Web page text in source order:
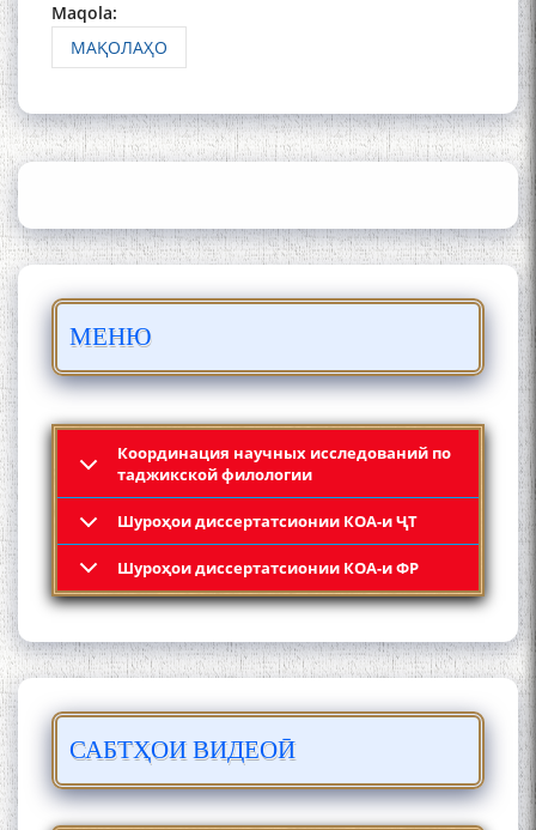
Maqola:
МАҚОЛАҲО
МЕНЮ
Координация научных исследований по
таджикской филологии
Шyроҳои диссертатсионии КОА-и ҶТ
Шyроҳои диссертатсионии КОА-и ФР
САБТҲОИ ВИДЕОӢ
АЗ ҶОНИБИ ОЛИМОНИ
АКАДЕМИЯИ МИЛЛИИ
БО 4 000 000 СОМОНӢ
ПАЙКАРА ВА ОСОРХОНАИ
ШУД!
Кадамчо Худои Шарифзода
Сайре дар Осорхона
Муҳаммадҷон Раҳимӣ